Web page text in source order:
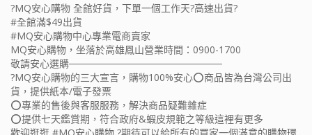
?MQ安心購物 全館好貨，下單一個工作天?高速出貨?
#全館滿$49出貨
#MQ安心購物中心專業電商賣家
MQ安心購物，坐落於高雄鳳山營業時間：0900-1700
敬請安心選購──────────────────────
?MQ安心購物的三大宣言，購物100%安心⭕️商品皆為台灣公司出
貨，提供紙本/電子發票
⭕️專業的售後與客服服務，解決商品疑難雜症
⭕️提供七天鑑賞期，符合政府&蝦皮規範之等級這裡有更多